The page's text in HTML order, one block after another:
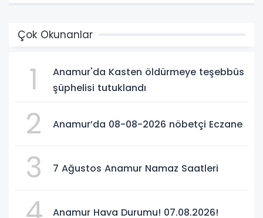
Çok Okunanlar
1
Anamur'da Kasten öldürmeye teşebbüs
şüphelisi tutuklandı
2 Anamur’da 08-08-2026 nöbetçi Eczane
3 7 Ağustos Anamur Namaz Saatleri
Anamur Hava Durumu! 07.08.2026!